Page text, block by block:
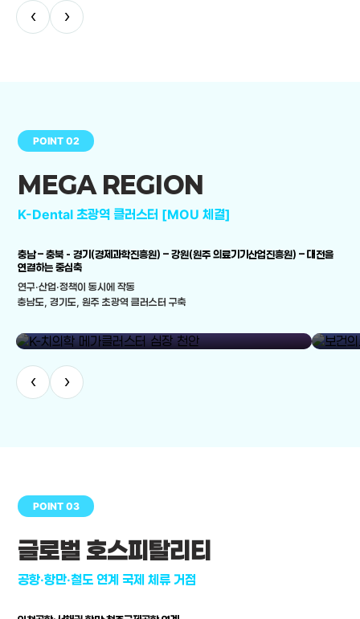
‹ ›
POINT 02
MEGA REGION
K-Dental 초광역 클러스터 [MOU 체결]
충남 – 충북 - 경기(경제과학진흥원) – 강원(원주 의료기기산업진흥원) – 대전을
연결하는 중심축
연구·산업·정책이 동시에 작동
충남도, 경기도, 원주 초광역 클러스터 구축
‹ ›
POINT 03
글로벌 호스피탈리티
공항·항만·철도 연계 국제 체류 거점